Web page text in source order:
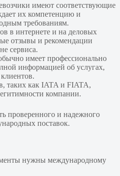
имеют соответствующие
их компетенцию и
требованиям.
в интернете и на деловых
отзывы и рекомендации
сервиса.
имеет профессионально
информацией об услугах,
таких как IATA и FIATA,
компании.
проверенного и надежного
поставок.
нужны международному